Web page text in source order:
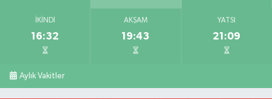
İKINDI
16:32
AKŞAM
19:43
YATSI
21:09
Aylık Vakitler